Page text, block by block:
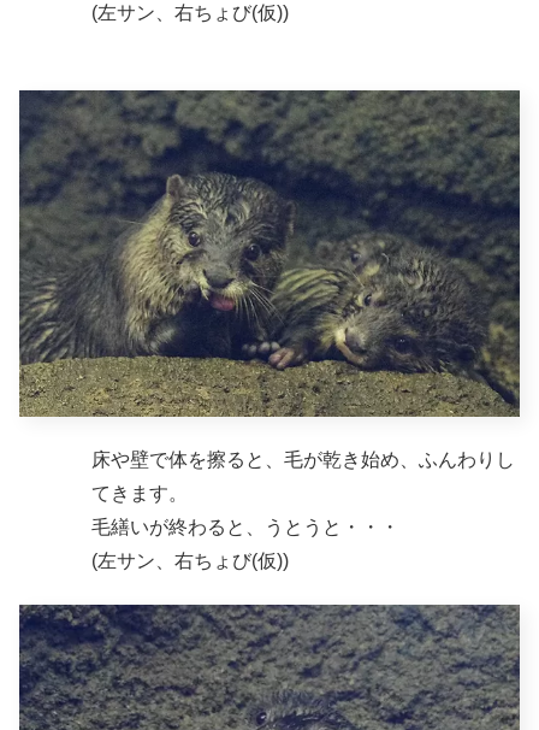
(左サン、右ちょび(仮))
床や壁で体を擦ると、毛が乾き始め、ふんわりし
てきます。
毛繕いが終わると、うとうと・・・
(左サン、右ちょび(仮))